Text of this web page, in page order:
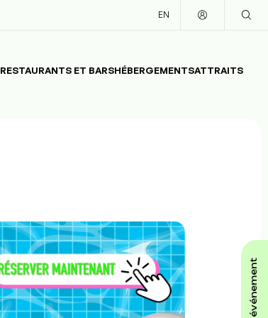
EN
RESTAURANTS ET BARSHÉBERGEMENTSATTRAITS